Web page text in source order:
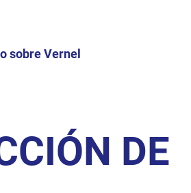
sobre Vernel
DE